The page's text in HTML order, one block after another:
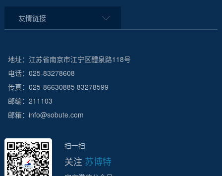
友情链接
地址：江苏省南京市江宁区醴泉路118号
电话：025-83278608
传真：025-86630885 83278599
邮编：211103
邮箱：info@sobute.com
扫一扫
关注 苏博特